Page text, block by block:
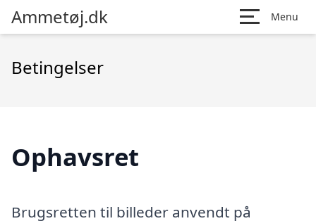
Ammetøj.dk Menu
Betingelser
Ophavsret
Brugsretten til billeder anvendt på